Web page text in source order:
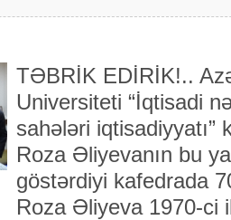
TƏBRİK EDİRİK!..
Universiteti “İqtisadi
sahələri iqtisadiyyatı”
Roza Əliyevanın bu
göstərdiyi kafedrada
Roza Əliyeva 1970-ci